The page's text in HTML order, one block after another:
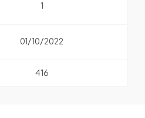
1
01/10/2022
416